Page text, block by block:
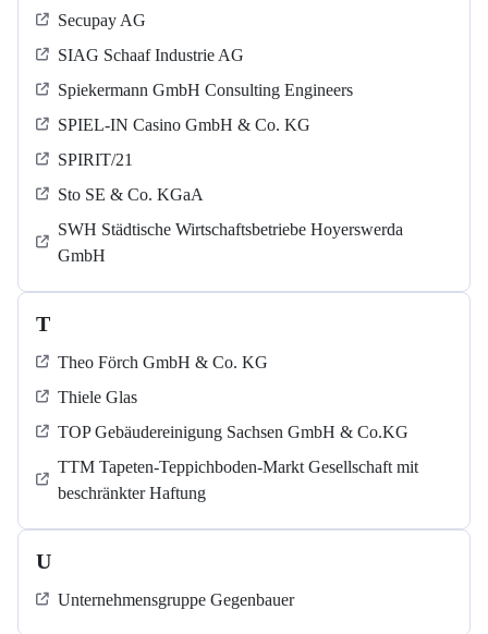
Secupay AG
SIAG Schaaf Industrie AG
Spiekermann GmbH Consulting Engineers
SPIEL-IN Casino GmbH & Co. KG
SPIRIT/21
Sto SE & Co. KGaA
SWH Städtische Wirtschaftsbetriebe Hoyerswerda
GmbH
T
Theo Förch GmbH & Co. KG
Thiele Glas
TOP Gebäudereinigung Sachsen GmbH & Co.KG
TTM Tapeten-Teppichboden-Markt Gesellschaft mit
beschränkter Haftung
U
Unternehmensgruppe Gegenbauer